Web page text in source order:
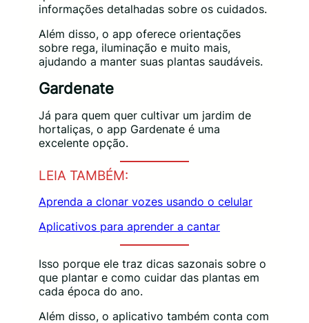
informações detalhadas sobre os cuidados.
Além disso, o app oferece orientações
sobre rega, iluminação e muito mais,
ajudando a manter suas plantas saudáveis.
Gardenate
Já para quem quer cultivar um jardim de
hortaliças, o app Gardenate é uma
excelente opção.
LEIA TAMBÉM:
Aprenda a clonar vozes usando o celular
Aplicativos para aprender a cantar
Isso porque ele traz dicas sazonais sobre o
que plantar e como cuidar das plantas em
cada época do ano.
Além disso, o aplicativo também conta com